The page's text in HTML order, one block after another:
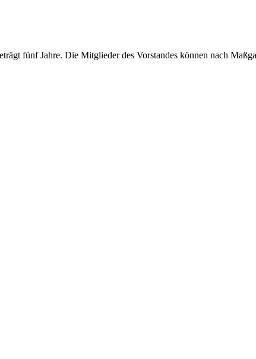
fünf Jahre. Die Mitglieder des Vorstandes können nach